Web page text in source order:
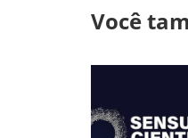
Você